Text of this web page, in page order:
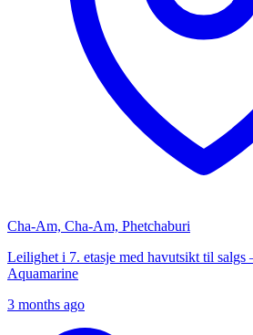
Cha-Am, Cha-Am, Phetchaburi
Leilighet i 7. etasje med havutsikt til salgs
Aquamarine
3 months ago